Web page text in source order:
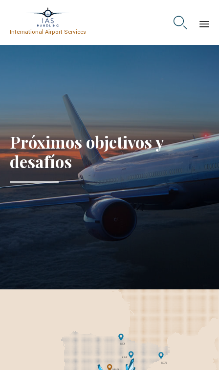
International Airport Services

Próximos objetivos y
desafíos